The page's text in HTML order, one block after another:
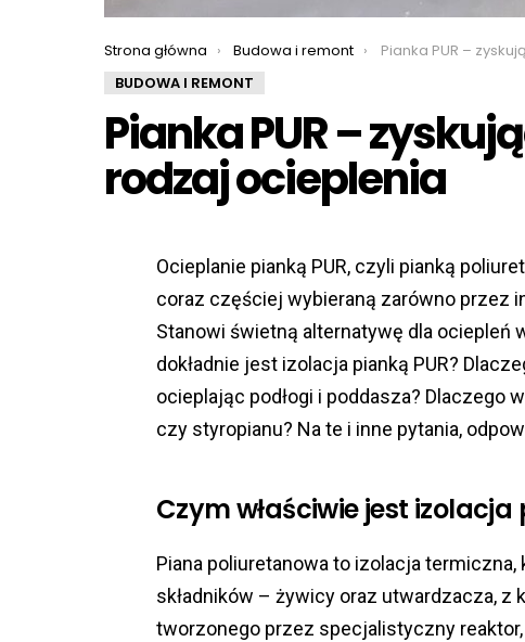
You are here:
Strona główna Budowa i remont
Pianka PUR – zyskujący na
BUDOWA I REMONT
Pianka PUR –
rodzaj ocieplenia
Ocieplanie pianką PUR, czyli pianką
coraz częściej wybieraną zarówno przez
Stanowi świetną alternatywę dla ociepleń
dokładnie jest izolacja pianką PUR?
ocieplając podłogi i poddasza? Dlaczego
czy styropianu? Na te i inne pytania,
Czym właściwie jest izolacja
Piana poliuretanowa to izolacja termiczna,
składników – żywicy oraz utwardzacza,
tworzonego przez specjalistyczny